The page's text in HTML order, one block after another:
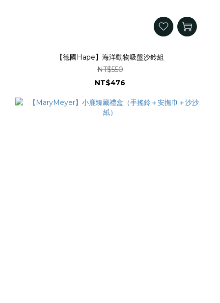
【德國Hape】海洋動物吸盤沙鈴組
NT$550
NT$476